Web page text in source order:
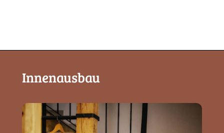
Innenausbau